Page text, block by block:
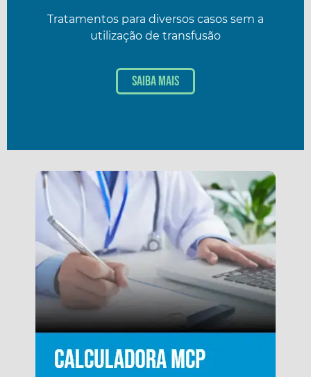
Tratamentos para diversos casos sem a
utilização de transfusão
Saiba mais